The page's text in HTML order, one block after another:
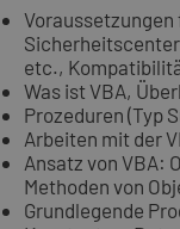
Voraussetzungen
etc.,
Was ist VBA,
Prozeduren (Typ
Arbeiten mit der
Ansatz von VBA:
Methoden von
Grundlegende